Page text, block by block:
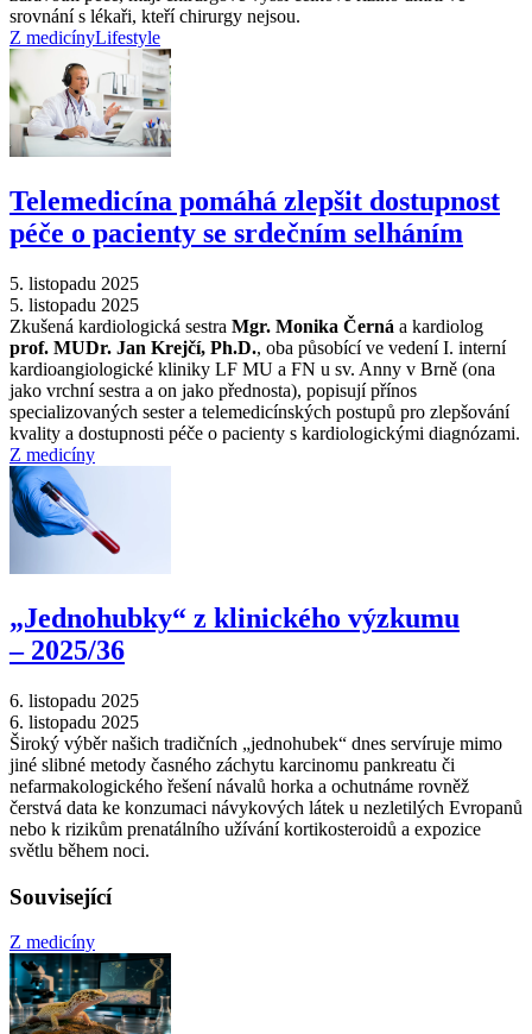
srovnání s lékaři, kteří chirurgy nejsou.
Z medicínyLifestyle
Telemedicína pomáhá zlepšit dostupnost
péče o pacienty se srdečním selháním
5. listopadu 2025
5. listopadu 2025
Zkušená kardiologická sestra Mgr. Monika Černá a kardiolog
prof. MUDr. Jan Krejčí, Ph.D., oba působící ve vedení I. interní
kardioangiologické kliniky LF MU a FN u sv. Anny v Brně (ona
jako vrchní sestra a on jako přednosta), popisují přínos
specializovaných sester a telemedicínských postupů pro zlepšování
kvality a dostupnosti péče o pacienty s kardiologickými diagnózami.
Z medicíny
„Jednohubky“ z klinického výzkumu
–⁠ 2025/36
6. listopadu 2025
6. listopadu 2025
Široký výběr našich tradičních „jednohubek“ dnes servíruje mimo
jiné slibné metody časného záchytu karcinomu pankreatu či
nefarmakologického řešení návalů horka a ochutnáme rovněž
čerstvá data ke konzumaci návykových látek u nezletilých Evropanů
nebo k rizikům prenatálního užívání kortikosteroidů a expozice
světlu během noci.
Související
Z medicíny